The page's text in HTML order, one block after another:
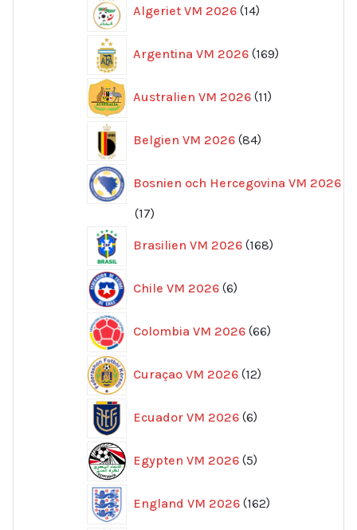
Algeriet VM 2026 14
produkter
Argentina VM 2026 169
produkter
Australien VM 2026 11
produkter
Belgien VM 2026 84
produkter
Bosnien och Hercegovina VM 2026
1717
Brasilien VM 2026 168
produkter
Chile VM 2026 6
produkter
Colombia VM 2026 66
produkter
Curaçao VM 2026 12
produkter
Ecuador VM 2026 6
produkter
Egypten VM 2026 5
produkter
England VM 2026 162
produkter